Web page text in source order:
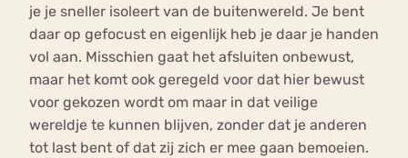
je je sneller isoleert van de buitenwereld. Je bent
daar op gefocust en eigenlijk heb je daar je handen
vol aan. Misschien gaat het afsluiten onbewust,
maar het komt ook geregeld voor dat hier bewust
voor gekozen wordt om maar in dat veilige
wereldje te kunnen blijven, zonder dat je anderen
tot last bent of dat zij zich er mee gaan bemoeien.